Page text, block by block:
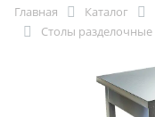
Главная Каталог
Столы разделочные